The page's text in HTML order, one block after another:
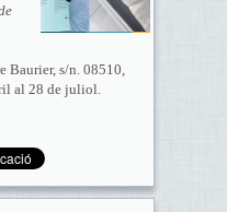
Baurier, s/n. 08510,
al 28 de juliol.